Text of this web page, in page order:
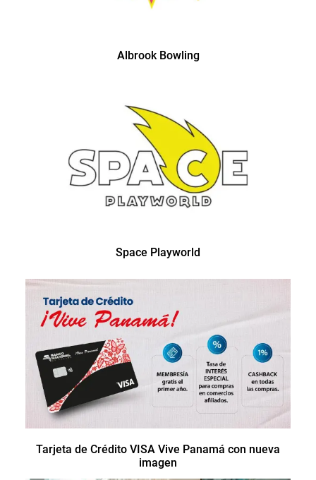
Albrook Bowling
Space Playworld
Tarjeta de Crédito VISA Vive Panamá con nueva
imagen